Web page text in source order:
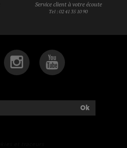
Service client à votre écoute
Tel : 02 41 35 10 90
Ok